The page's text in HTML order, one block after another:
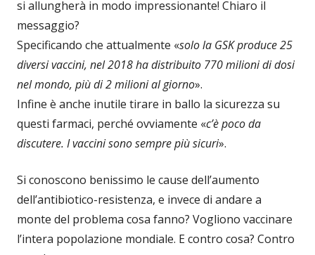
si allungherà in modo impressionante! Chiaro il
messaggio?
Specificando che attualmente «solo la GSK produce 25
diversi vaccini, nel 2018 ha distribuito 770 milioni di dosi
nel mondo, più di 2 milioni al giorno».
Infine è anche inutile tirare in ballo la sicurezza su
questi farmaci, perché ovviamente «c’è poco da
discutere. I vaccini sono sempre più sicuri».
Si conoscono benissimo le cause dell’aumento
dell’antibiotico-resistenza, e invece di andare a
monte del problema cosa fanno? Vogliono vaccinare
l’intera popolazione mondiale. E contro cosa? Contro